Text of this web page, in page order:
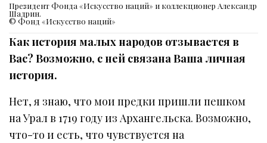
Президент Фонда «Искусство наций» и коллекционер Александр
Шадрин.
© Фонд «Искусство наций»
Как история малых народов отзывается в
Вас? Возможно, с ней связана Ваша личная
история.
Нет, я знаю, что мои предки пришли пешком
на Урал в 1719 году из Архангельска. Возможно,
что-то и есть, что чувствуется на